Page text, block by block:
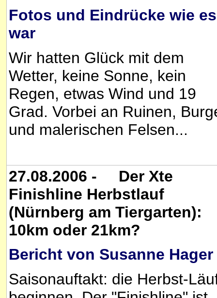
Fotos und Eindrücke wie es
war
Wir hatten Glück mit dem
Wetter, keine Sonne, kein
Regen, etwas Wind und 19
Grad. Vorbei an Ruinen,
und malerischen Felsen...
27.08.2006 - Der Xte
Finishline Herbstlauf
(Nürnberg am Tiergarten):
10km oder 21km?
Bericht von Susanne Hager
Saisonauftakt: die Herbst-